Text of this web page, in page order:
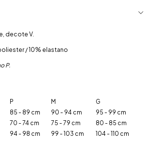
decote V.
/ 10% elastano
P.
P M
G
85 - 89 cm 90 - 94 cm
95 - 99 cm
70 - 74 cm 75 - 79 cm
80 - 85 cm
94 - 98 cm 99 - 103 cm 104 - 110 cm